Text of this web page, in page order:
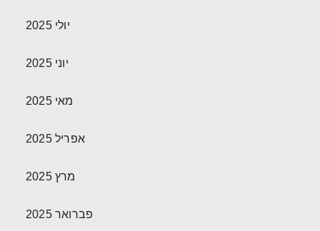
יולי 2025
יוני 2025
מאי 2025
אפריל 2025
מרץ 2025
פברואר 2025